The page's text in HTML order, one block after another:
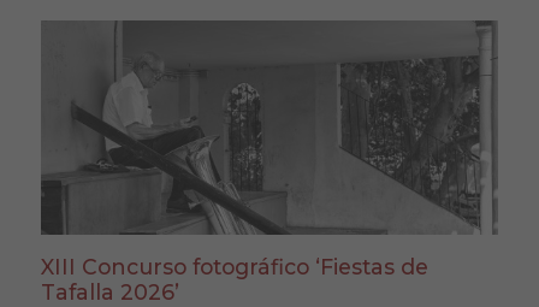
XIII Concurso fotográfico ‘Fiestas de
Tafalla 2026’